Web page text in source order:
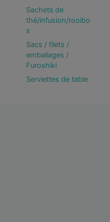
Sachets de
thé/infusion/rooibo
s
Sacs / filets /
emballages /
Furoshiki
Serviettes de table